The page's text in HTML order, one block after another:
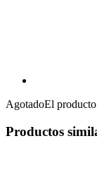
AgotadoEl
Productos